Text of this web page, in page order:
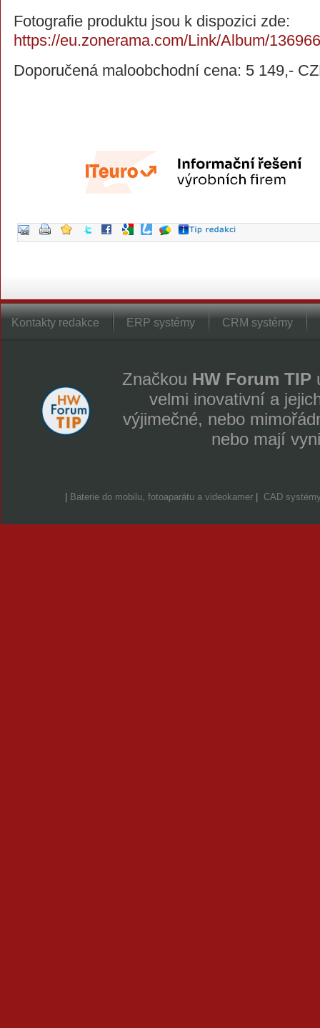
Fotografie produktu jsou k dispozici zde:
https://eu.zonerama.com/Link/Album/
Doporučená maloobchodní cena: 5 149,-
Kontakty redakce ERP systémy CRM systémy
Značkou HW Forum TIP
velmi inovativní a
výjimečné, nebo
nebo mají
Baterie do mobilu, fotoaparátu a videokamer CAD